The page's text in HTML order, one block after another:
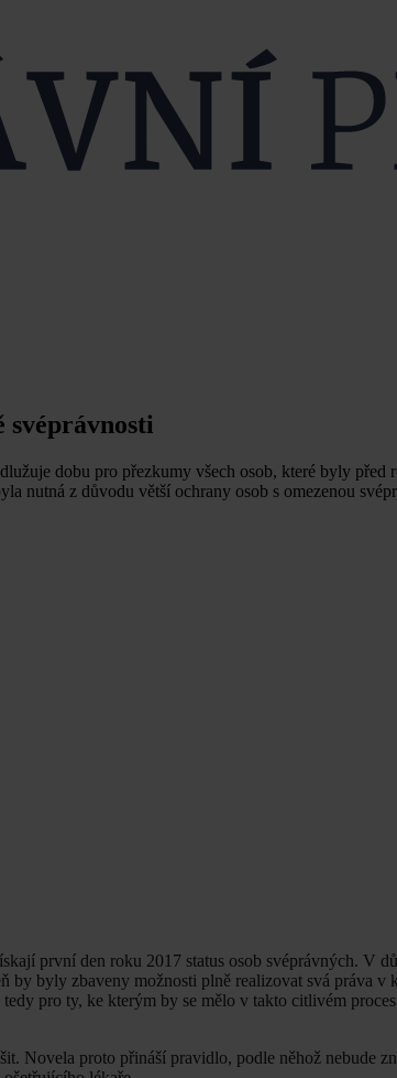
svéprávnosti
dobu pro přezkumy všech osob, které byly před
nutná z důvodu větší ochrany osob s omezenou
první den roku 2017 status osob svéprávných. V
byly zbaveny možnosti plně realizovat svá práva v
pro ty, ke kterým by se mělo v takto citlivém
Novela proto přináší pravidlo, podle něhož nebude